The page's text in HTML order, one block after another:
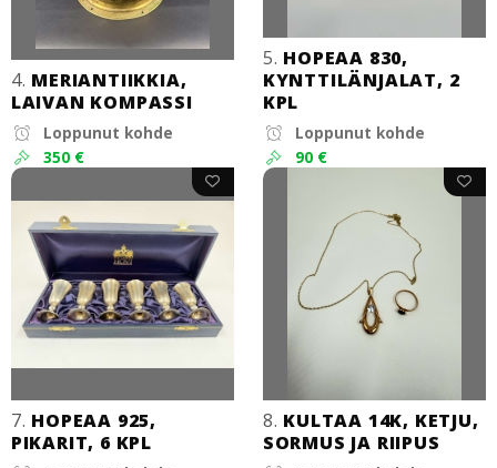
4. MERIANTIIKKIA,
LAIVAN KOMPASSI
Loppunut kohde
350 €
5. HOPEAA 830,
KYNTTILÄNJALAT, 2
KPL
Loppunut kohde
90 €
7. HOPEAA 925,
PIKARIT, 6 KPL
8. KULTAA 14K, KETJU,
SORMUS JA RIIPUS